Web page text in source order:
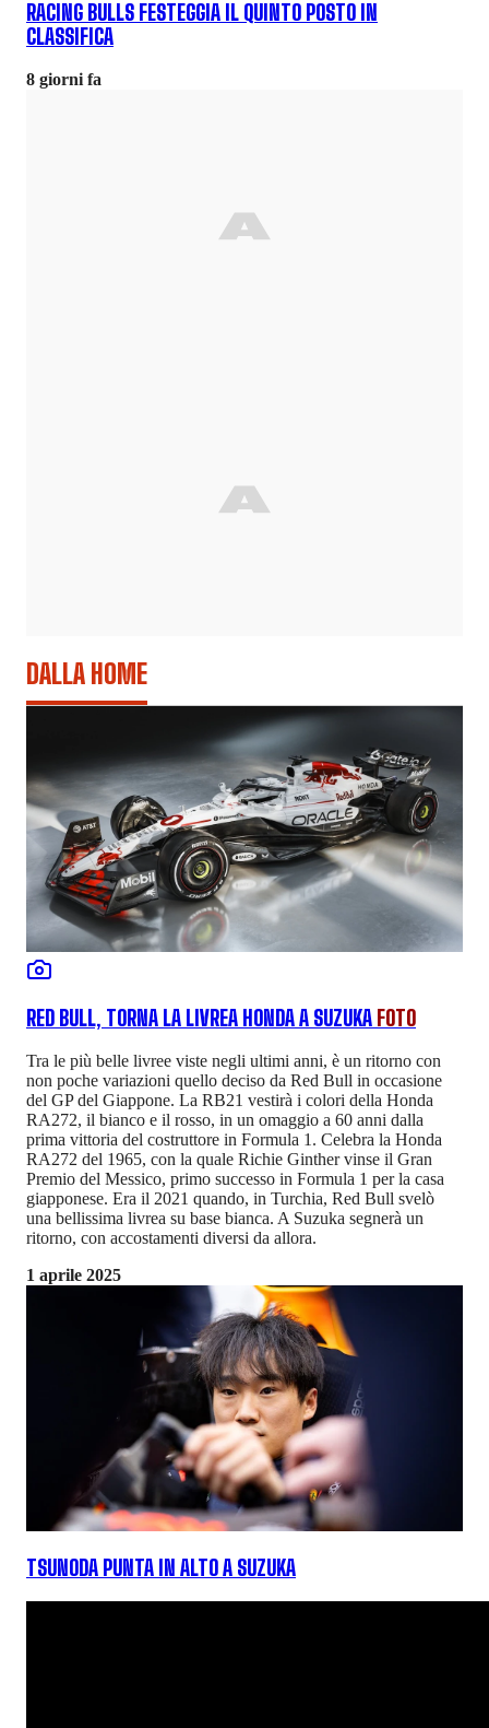
RACING BULLS FESTEGGIA IL QUINTO POSTO IN
CLASSIFICA
8 giorni fa
DALLA HOME
RED BULL, TORNA LA LIVREA HONDA A SUZUKA FOTO
Tra le più belle livree viste negli ultimi anni, è un ritorno con
non poche variazioni quello deciso da Red Bull in occasione
del GP del Giappone. La RB21 vestirà i colori della Honda
RA272, il bianco e il rosso, in un omaggio a 60 anni dalla
prima vittoria del costruttore in Formula 1. Celebra la Honda
RA272 del 1965, con la quale Richie Ginther vinse il Gran
Premio del Messico, primo successo in Formula 1 per la casa
giapponese. Era il 2021 quando, in Turchia, Red Bull svelò
una bellissima livrea su base bianca. A Suzuka segnerà un
ritorno, con accostamenti diversi da allora.
1 aprile 2025
TSUNODA PUNTA IN ALTO A SUZUKA